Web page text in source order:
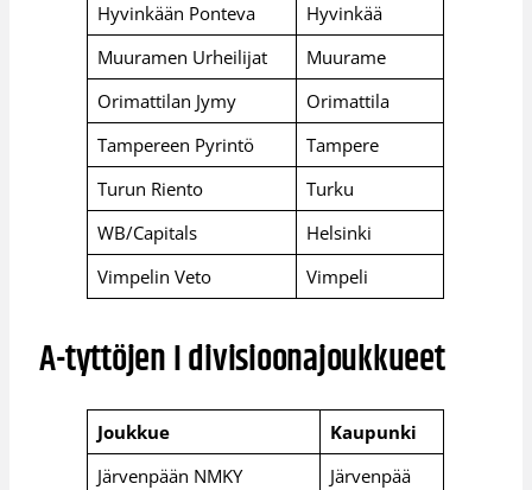
Hyvinkään Ponteva
Hyvinkää
Muuramen Urheilijat
Muurame
Orimattilan Jymy
Orimattila
Tampereen Pyrintö
Tampere
Turun Riento
Turku
WB/Capitals
Helsinki
Vimpelin Veto
Vimpeli
A-tyttöjen I divisioonajoukkueet
Joukkue
Kaupunki
Järvenpään NMKY
Järvenpää